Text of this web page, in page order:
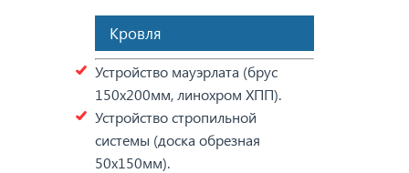
Кровля
Устройство мауэрлата (брус
150х200мм, линохром ХПП).
Устройство стропильной
системы (доска обрезная
50х150мм).